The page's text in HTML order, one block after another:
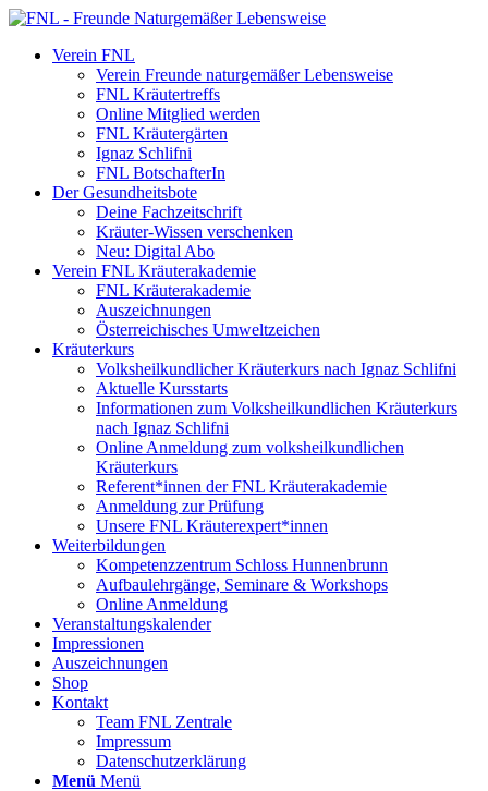
Verein FNL
Verein Freunde naturgemäßer Lebensweise
FNL Kräutertreffs
Online Mitglied werden
FNL Kräutergärten
Ignaz Schlifni
FNL BotschafterIn
Der Gesundheitsbote
Deine Fachzeitschrift
Kräuter-Wissen verschenken
Neu: Digital Abo
Verein FNL Kräuterakademie
FNL Kräuterakademie
Auszeichnungen
Österreichisches Umweltzeichen
Kräuterkurs
Volksheilkundlicher Kräuterkurs nach Ignaz Schlifni
Aktuelle Kursstarts
Informationen zum Volksheilkundlichen Kräuterkurs
nach Ignaz Schlifni
Online Anmeldung zum volksheilkundlichen
Kräuterkurs
Referent*innen der FNL Kräuterakademie
Anmeldung zur Prüfung
Unsere FNL Kräuterexpert*innen
Weiterbildungen
Kompetenzzentrum Schloss Hunnenbrunn
Aufbaulehrgänge, Seminare & Workshops
Online Anmeldung
Veranstaltungskalender
Impressionen
Auszeichnungen
Shop
Kontakt
Team FNL Zentrale
Impressum
Datenschutzerklärung
Menü Menü